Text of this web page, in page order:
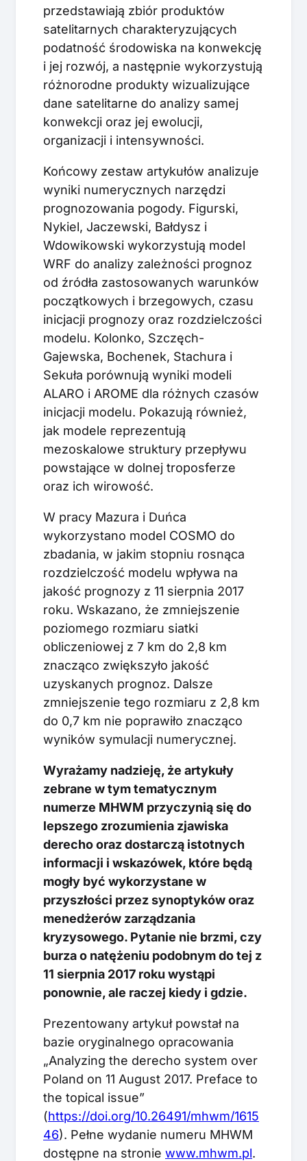
przedstawiają zbiór produktów
satelitarnych charakteryzujących
podatność środowiska na konwekcję
i jej rozwój, a następnie wykorzystują
różnorodne produkty wizualizujące
dane satelitarne do analizy samej
konwekcji oraz jej ewolucji,
organizacji i intensywności.
Końcowy zestaw artykułów analizuje
wyniki numerycznych narzędzi
prognozowania pogody. Figurski,
Nykiel, Jaczewski, Bałdysz i
Wdowikowski wykorzystują model
WRF do analizy zależności prognoz
od źródła zastosowanych warunków
początkowych i brzegowych, czasu
inicjacji prognozy oraz rozdzielczości
modelu. Kolonko, Szczęch-
Gajewska, Bochenek, Stachura i
Sekuła porównują wyniki modeli
ALARO i AROME dla różnych czasów
inicjacji modelu. Pokazują również,
jak modele reprezentują
mezoskalowe struktury przepływu
powstające w dolnej troposferze
oraz ich wirowość.
W pracy Mazura i Duńca
wykorzystano model COSMO do
zbadania, w jakim stopniu rosnąca
rozdzielczość modelu wpływa na
jakość prognozy z 11 sierpnia 2017
roku. Wskazano, że zmniejszenie
poziomego rozmiaru siatki
obliczeniowej z 7 km do 2,8 km
znacząco zwiększyło jakość
uzyskanych prognoz. Dalsze
zmniejszenie tego rozmiaru z 2,8 km
do 0,7 km nie poprawiło znacząco
wyników symulacji numerycznej.
Wyrażamy nadzieję, że artykuły
zebrane w tym tematycznym
numerze MHWM przyczynią się do
lepszego zrozumienia zjawiska
derecho oraz dostarczą istotnych
informacji i wskazówek, które będą
mogły być wykorzystane w
przyszłości przez synoptyków oraz
menedżerów zarządzania
kryzysowego. Pytanie nie brzmi, czy
burza o natężeniu podobnym do tej z
11 sierpnia 2017 roku wystąpi
ponownie, ale raczej kiedy i gdzie.
Prezentowany artykuł powstał na
bazie oryginalnego opracowania
„Analyzing the derecho system over
Poland on 11 August 2017. Preface to
the topical issue”
(https://doi.org/10.26491/mhwm/1615
46). Pełne wydanie numeru MHWM
dostępne na stronie www.mhwm.pl.